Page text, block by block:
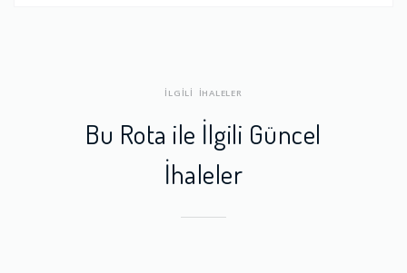
İLGİLİ İHALELER
Bu Rota ile İlgili Güncel
İhaleler